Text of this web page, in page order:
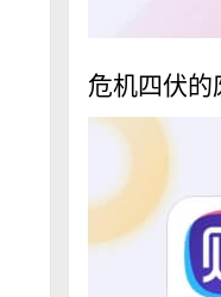
危机四伏的